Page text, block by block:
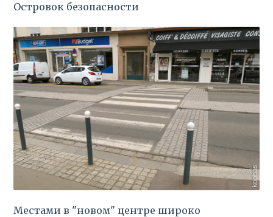
Островок безопасности
Местами в "новом" центре широко